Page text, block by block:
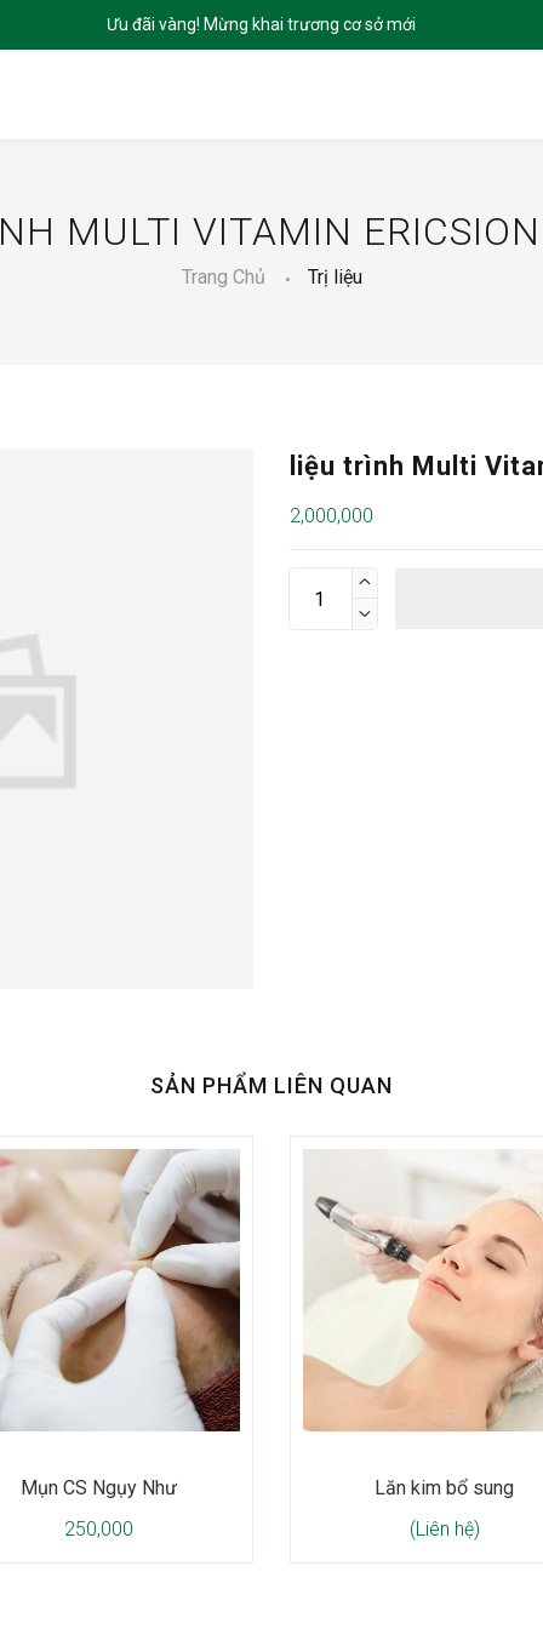
MULTI VITAMIN
Trang Chủ Trị liệu
liệu trình Multi
2,000,000


SẢN PHẨM LIÊN QUAN
Mụn CS Ngụy Như
250,000
Lăn kim bổ sung
(Liên hệ)